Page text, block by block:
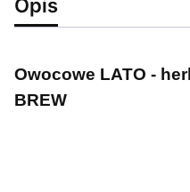
Owocowe LATO -
BREW